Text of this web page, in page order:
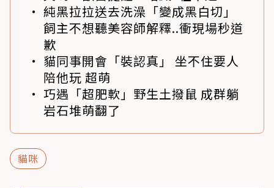
純黑拉拉送去洗澡「變成黑白切」
飼主不想聽美容師解釋..衝現場秒道
歉
貓同事開會「裝認真」 坐不住要人
陪他玩 超萌
巧遇「超肥軟」野生土撥鼠 成群躺
岩石堆萌翻了
貓咪